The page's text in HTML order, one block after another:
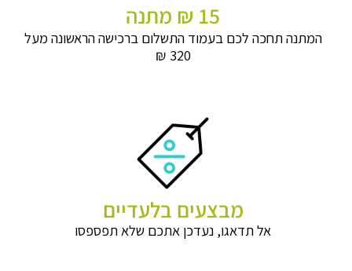
15 ₪ מתנה
המתנה תחכה לכם בעמוד התשלום ברכישה הראשונה מעל
320 ₪
מבצעים בלעדיים
אל תדאגו, נעדכן אתכם שלא תפספסו